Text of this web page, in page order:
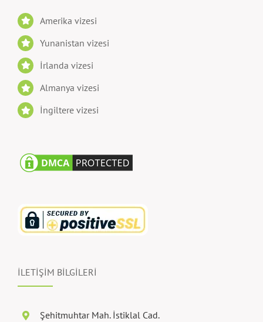
Amerika vizesi
Yunanistan vizesi
İrlanda vizesi
Almanya vizesi
İngiltere vizesi
İLETİŞİM BİLGİLERİ
Şehitmuhtar Mah. İstiklal Cad.